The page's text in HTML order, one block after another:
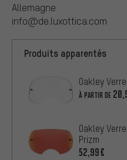
Allemagne
info@de.luxottica.com
Produits apparentés
Oakley
À PARTIR DE
Oakley
Prizm
52,99€